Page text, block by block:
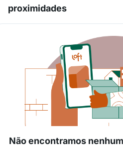
proximidades
Não encontramos